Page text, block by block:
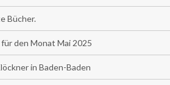
Bücher.
den Monat Mai 2025
in Baden-Baden